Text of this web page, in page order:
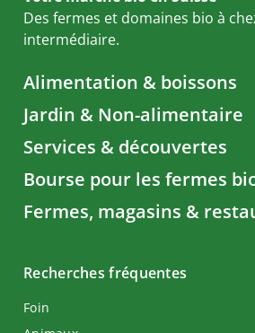
Des fermes et domaines bio à
intermédiaire.
Alimentation & boissons
Jardin & Non-alimentaire
Services & découvertes
Bourse pour les fermes
Fermes, magasins &
Recherches fréquentes
Foin